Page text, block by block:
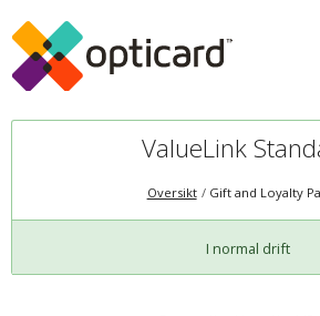
ValueLink
Oversikt Gift and Loyalty
I normal drift